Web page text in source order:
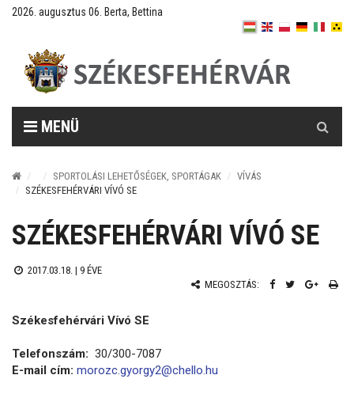
2026. augusztus 06. Berta, Bettina
MENÜ
SPORTOLÁSI LEHETŐSÉGEK, SPORTÁGAK
VÍVÁS
SZÉKESFEHÉRVÁRI VÍVÓ SE
SZÉKESFEHÉRVÁRI VÍVÓ SE
2017.03.18. | 9 ÉVE
MEGOSZTÁS:
Székesfehérvári Vívó SE
Telefonszám: 30/300-7087
E-mail cím: morozc.gyorgy2@chello.hu